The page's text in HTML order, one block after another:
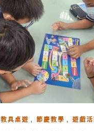
教具桌遊 , 節慶教學 , 遊戲活